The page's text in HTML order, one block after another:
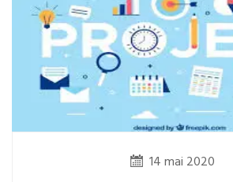
14 mai 2020